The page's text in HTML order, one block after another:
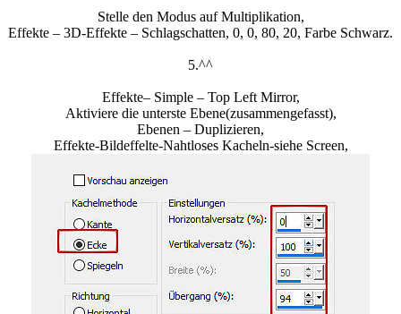
Stelle den Modus auf Multiplikation,
Effekte – 3D-Effekte – Schlagschatten, 0, 0, 80, 20, Farbe Schwarz.
5.^^
Effekte– Simple – Top Left Mirror,
Aktiviere die unterste Ebene(zusammengefasst),
Ebenen – Duplizieren,
Effekte-Bildeffelte-Nahtloses Kacheln-siehe Screen,